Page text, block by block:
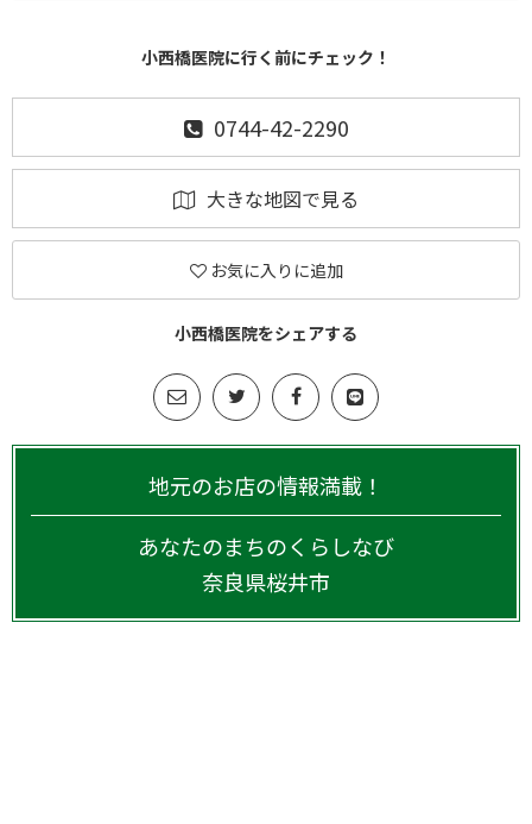
小西橋医院に行く前にチェック！
0744-42-2290
大きな地図で見る
お気に入りに追加
小西橋医院をシェアする
地元のお店の情報満載！
あなたのまちのくらしなび
奈良県桜井市